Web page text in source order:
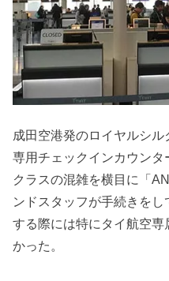
成田空港発のロイヤルシ
専用チェックインカウン
クラスの混雑を横目に「
ンドスタッフが手続きを
する際には特にタイ航空
かった。